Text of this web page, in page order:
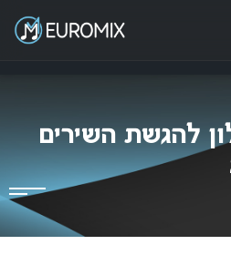
בישראל
להגשת השירים